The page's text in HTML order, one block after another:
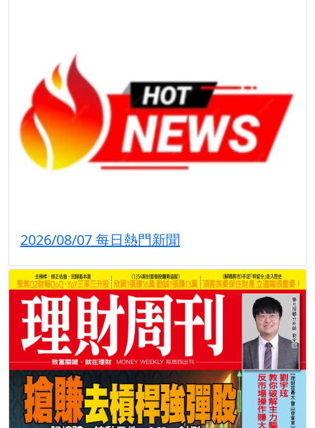
2026/08/07 每日熱門新聞